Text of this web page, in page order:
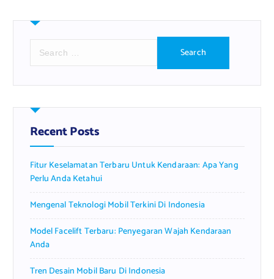
r
h
f
o
:
Recent Posts
Fitur Keselamatan Terbaru Untuk Kendaraan: Apa Yang
Perlu Anda Ketahui
Mengenal Teknologi Mobil Terkini Di Indonesia
Model Facelift Terbaru: Penyegaran Wajah Kendaraan
Anda
Tren Desain Mobil Baru Di Indonesia